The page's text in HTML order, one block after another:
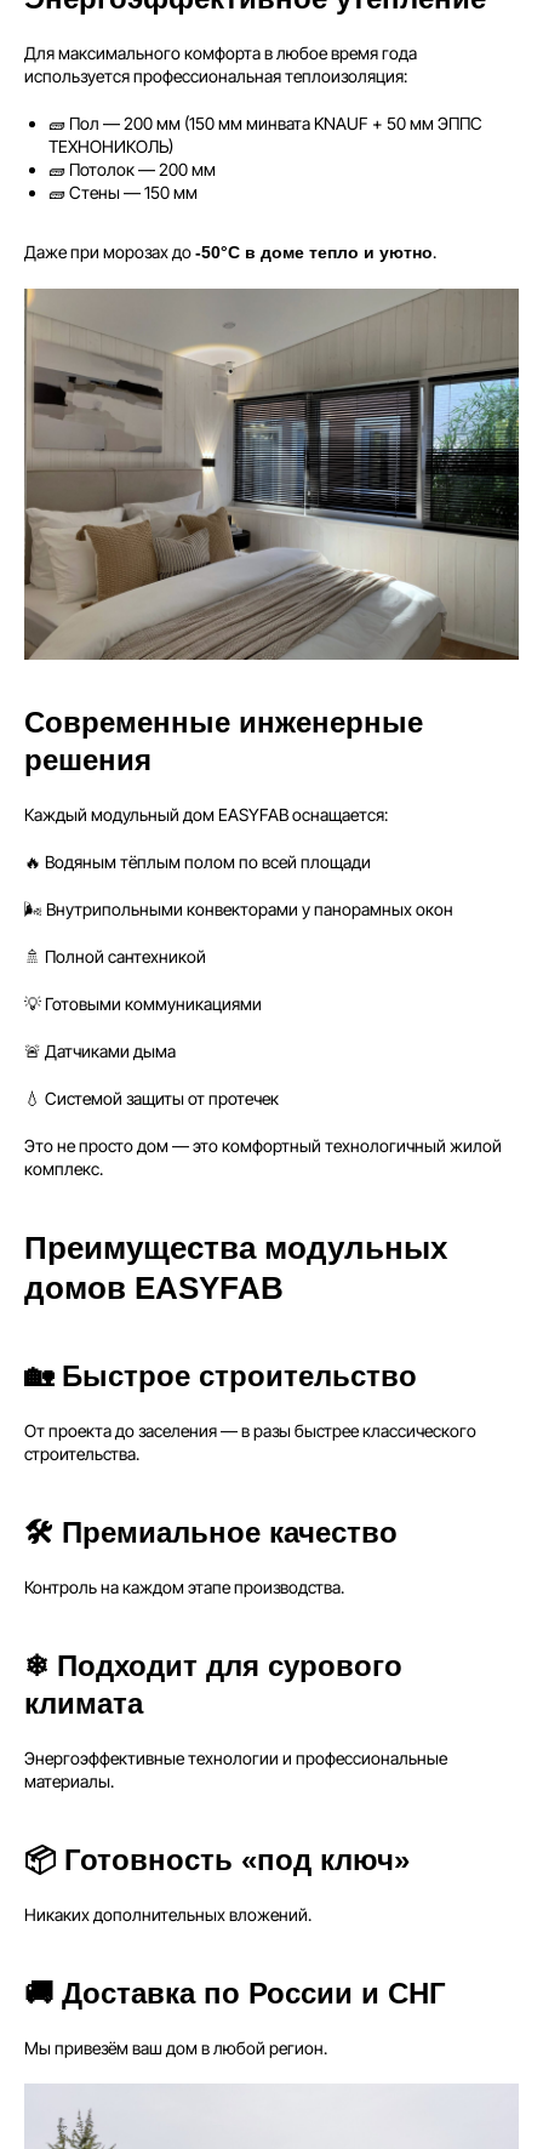
Для максимального комфорта в любое время года
используется профессиональная теплоизоляция:
🧱 Пол — 200 мм (150 мм минвата KNAUF + 50 мм ЭППС
ТЕХНОНИКОЛЬ)
🧱 Потолок — 200 мм
🧱 Стены — 150 мм
Даже при морозах до-50°C в доме тепло и уютно.
Современные инженерные
решения
Каждый модульный дом EASYFAB оснащается:
🔥 Водяным тёплым полом по всей площади
🌬 Внутрипольными конвекторами у панорамных окон
🚿 Полной сантехникой
💡 Готовыми коммуникациями
🚨 Датчиками дыма
💧 Системой защиты от протечек
Это не просто дом — это комфортный технологичный жилой
комплекс.
Преимущества модульных
домов EASYFAB
🏡 Быстрое строительство
От проекта до заселения — в разы быстрее классического
строительства.
🛠 Премиальное качество
Контроль на каждом этапе производства.
❄ Подходит для сурового
климата
Энергоэффективные технологии и профессиональные
материалы.
📦 Готовность «под ключ»
Никаких дополнительных вложений.
🚚 Доставка по России и СНГ
Мы привезём ваш дом в любой регион.